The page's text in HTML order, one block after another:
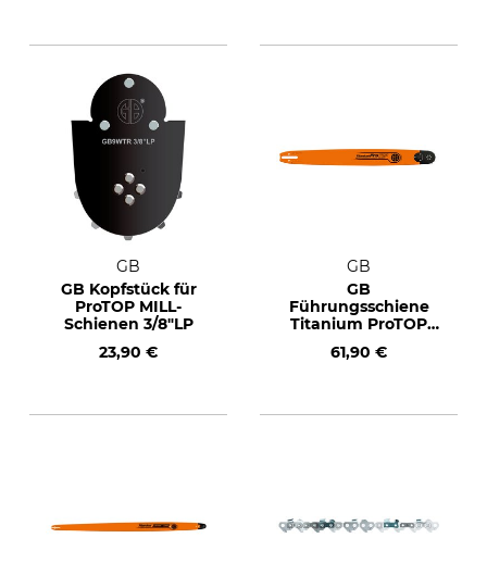
GB
GB Kopfstück für
ProTOP MILL-
Schienen 3/8"LP
23,90 €
GB
GB
Führungsschiene
Titanium ProTOP
61,90 €